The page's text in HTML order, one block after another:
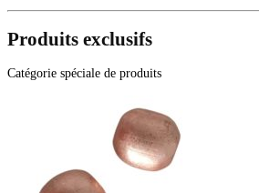
Produits exclusifs
Catégorie spéciale de produits